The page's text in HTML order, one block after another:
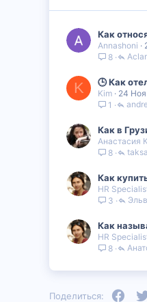
Как
Annashoni
8
K 🕒 Как
Kim 24
1
Как в
Анастасия
8
Как
HR
3
Как
HR
8
Поделиться: